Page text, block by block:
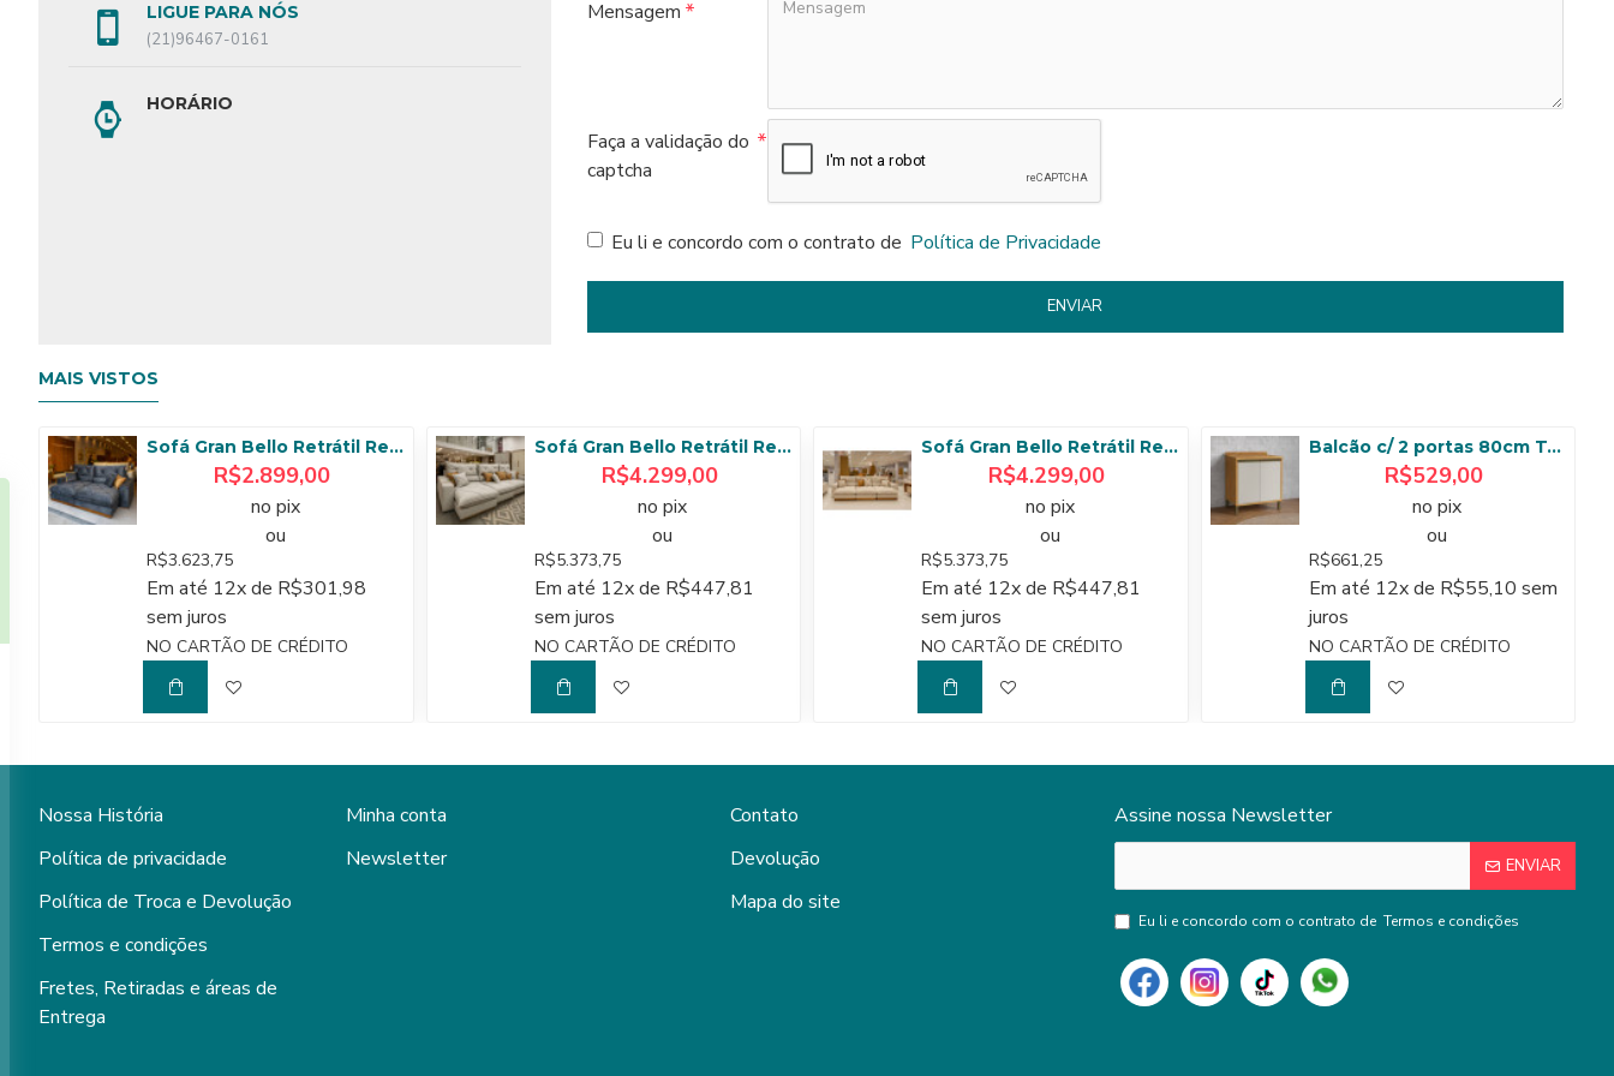
LIGUE PARA NÓS
(21)96467-0161
HORÁRIO
Mensagem
Faça a validação do
captcha
Eu li e concordo com o contrato de Política de Privacidade
ENVIAR
MAIS VISTOS
Sofá Gran Bello Retrátil Reclinável 2,50 m - Veludo Cinza
R$2.899,00
no pix
ou
R$3.623,75
Em até 12x de R$301,98
sem juros
NO CARTÃO DE CRÉDITO
Sofá Gran Bello Retrátil Reclinável 3,20 m - Linho Cinza
R$4.299,00
no pix
ou
R$5.373,75
Em até 12x de R$447,81
sem juros
NO CARTÃO DE CRÉDITO
Sofá Gran Bello Retrátil Reclinável 3,20 - Linho Bege
R$4.299,00
no pix
ou
R$5.373,75
Em até 12x de R$447,81
sem juros
NO CARTÃO DE CRÉDITO
Balcão c/ 2 portas 80cm Tempranillo - Amendoa/Off White
R$529,00
no pix
ou
R$661,25
Em até 12x de R$55,10 sem
juros
NO CARTÃO DE CRÉDITO
Nossa História
Política de privacidade
Política de Troca e Devolução
Termos e condições
Fretes, Retiradas e áreas de
Entrega
Minha conta
Newsletter
Contato
Devolução
Mapa do site
Assine nossa Newsletter
ENVIAR
Eu li e concordo com o contrato de Termos e condições